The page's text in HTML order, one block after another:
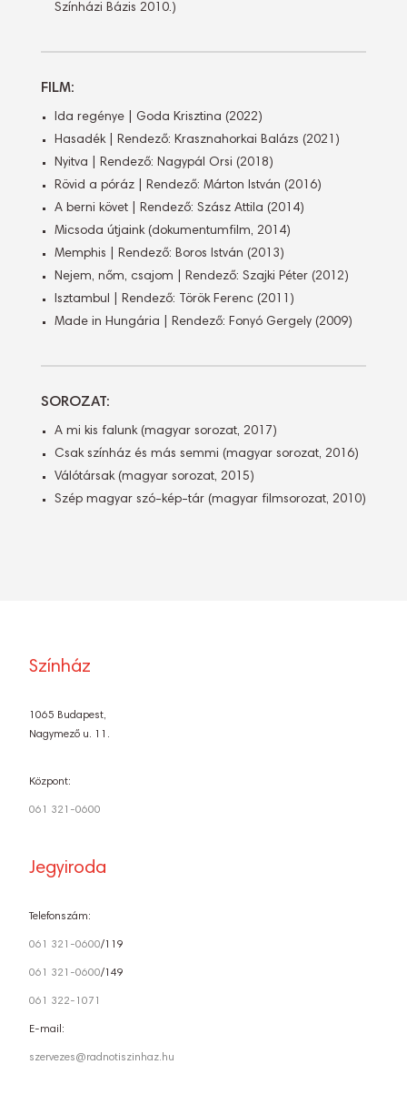
Színházi Bázis 2010.)
FILM:
Ida regénye | Goda Krisztina (2022)
Hasadék | Rendező: Krasznahorkai Balázs (2021)
Nyitva | Rendező: Nagypál Orsi (2018)
Rövid a póráz | Rendező: Márton István (2016)
A berni követ | Rendező: Szász Attila (2014)
Micsoda útjaink (dokumentumfilm, 2014)
Memphis | Rendező: Boros István (2013)
Nejem, nőm, csajom | Rendező: Szajki Péter (2012)
Isztambul | Rendező: Török Ferenc (2011)
Made in Hungária | Rendező: Fonyó Gergely (2009)
SOROZAT:
A mi kis falunk (magyar sorozat, 2017)
Csak színház és más semmi (magyar sorozat, 2016)
Válótársak (magyar sorozat, 2015)
Szép magyar szó-kép-tár (magyar filmsorozat, 2010)
Színház
1065 Budapest,
Nagymező u. 11.
Központ:
061 321-0600
Jegyiroda
Telefonszám:
061 321-0600/119
061 321-0600/149
061 322-1071
E-mail:
szervezes@radnotiszinhaz.hu